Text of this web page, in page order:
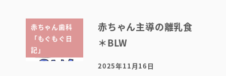
赤ちゃん歯科
「もぐもぐ日
記」
赤ちゃん主導の離乳食
＊BLW
投稿日
2025年11月16日